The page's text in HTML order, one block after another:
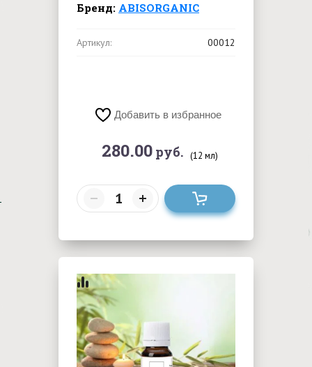
Бренд: ABISORGANIC
Артикул: 00012
Добавить в избранное
280.00руб. (12 мл)